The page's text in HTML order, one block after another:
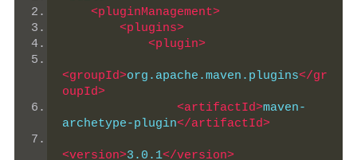
<pluginManagement>
<plugins>
<plugin>
<groupId>org.apache.maven.plugins</gr
oupId>
<artifactId>maven-
archetype-plugin</artifactId>
<version>3.0.1</version>